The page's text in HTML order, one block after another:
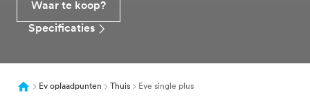
Waar te koop?
Specificaties
Ev oplaadpunten Thuis Eve single plus